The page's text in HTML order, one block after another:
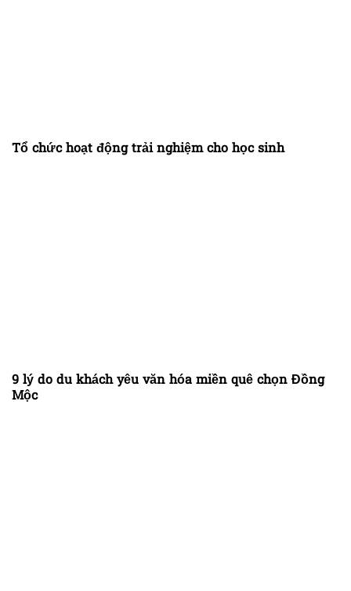
Tổ chức hoạt động trải nghiệm cho học sinh
9 lý do du khách yêu văn hóa miền quê chọn Đồng
Mộc